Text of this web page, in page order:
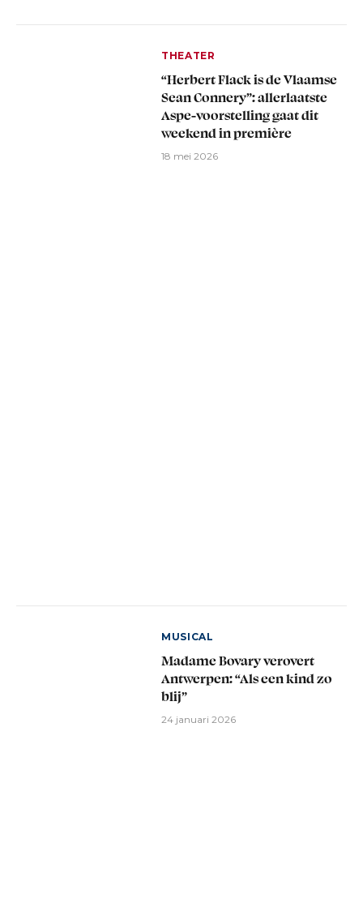
THEATER
“Herbert Flack is de Vlaamse
Sean Connery”: allerlaatste
Aspe-voorstelling gaat dit
weekend in première
18 mei 2026
MUSICAL
Madame Bovary verovert
Antwerpen: “Als een kind zo
blij”
24 januari 2026